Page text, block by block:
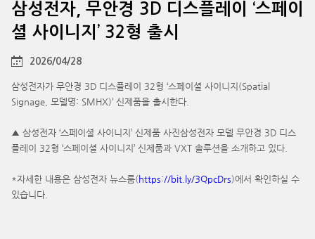
삼성전자, 무안경 3D 디스플레이 ‘스페이
셜 사이니지’ 32형 출시
2026/04/28
삼성전자가 무안경 3D 디스플레이 32형 ‘스페이셜 사이니지(Spatial
Signage, 모델명: SMHX)’ 신제품을 출시한다.
▲ 삼성전자 ‘스페이셜 사이니지’ 신제품 사진삼성전자 모델 무안경 3D 디스
플레이 32형 ‘스페이셜 사이니지’ 신제품과 VXT 솔루션을 소개하고 있다.
*자세한 내용은 삼성전자 뉴스룸(https://bit.ly/3QpcDrs)에서 확인하실 수
있습니다.